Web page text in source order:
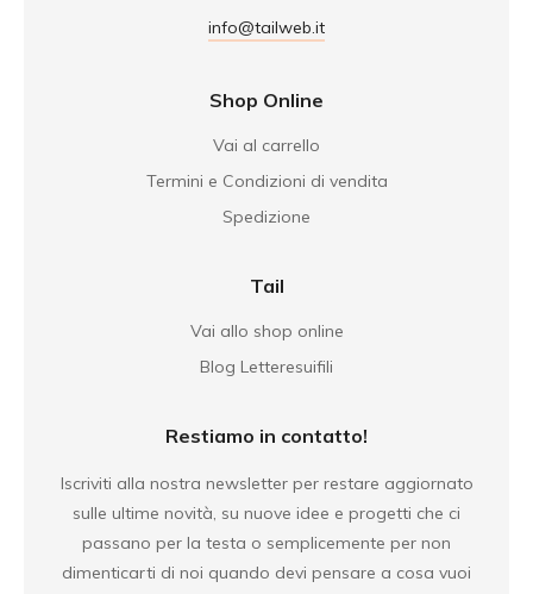
info@tailweb.it
Shop Online
Vai al carrello
Termini e Condizioni di vendita
Spedizione
Tail
Vai allo shop online
Blog Letteresuifili
Restiamo in contatto!
Iscriviti alla nostra newsletter per restare aggiornato
sulle ultime novità, su nuove idee e progetti che ci
passano per la testa o semplicemente per non
dimenticarti di noi quando devi pensare a cosa vuoi